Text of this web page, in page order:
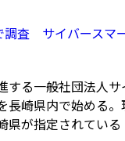
調査 サイバースマ
る一般社団法人
崎県内で始める
が指定されてい